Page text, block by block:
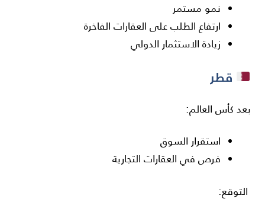
نمو مستمر
ارتفاع الطلب على العقارات الفاخرة
زيادة الاستثمار الدولي
قطر
بعد كأس العالم:
استقرار السوق
فرص في العقارات التجارية
التوقع: